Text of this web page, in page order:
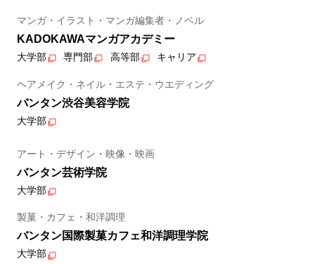
マンガ・イラスト・マンガ編集者・ノベル
KADOKAWAマンガアカデミー
大学部 専門部 高等部 キャリア
ヘアメイク・ネイル・エステ・ウエディング
バンタン渋谷美容学院
大学部
アート・デザイン・映像・映画
バンタン芸術学院
大学部
製菓・カフェ・和洋調理
バンタン国際製菓カフェ和洋調理学院
大学部